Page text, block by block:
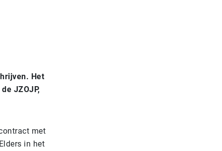
Het
JZOJP,
met
in het